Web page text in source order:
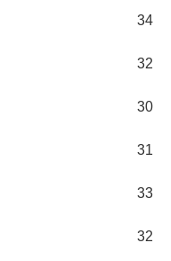
34
32
30
31
33
32